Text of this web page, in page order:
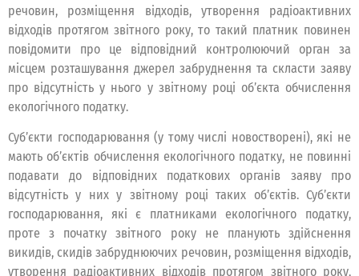
речовин, розміщення відходів, утворення радіоактивних
відходів протягом звітного року, то такий платник повинен
повідомити про це відповідний контролюючий орган за
місцем розташування джерел забруднення та скласти заяву
про відсутність у нього у звітному році об’єкта обчислення
екологічного податку.
Суб’єкти господарювання (у тому числі новостворені), які не
мають об’єктів обчислення екологічного податку, не повинні
подавати до відповідних податкових органів заяву про
відсутність у них у звітному році таких об’єктів. Суб’єкти
господарювання, які є платниками екологічного податку,
проте з початку звітного року не планують здійснення
викидів, скидів забруднюючих речовин, розміщення відходів,
утворення радіоактивних відходів протягом звітного року,